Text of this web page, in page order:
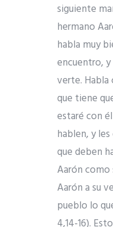
siguiente
hermano
habla muy
encuentro, y
verte.
que tiene
estaré con
hablen, y
que deben
Aarón
Aarón a su
pueblo lo
4,14-16).